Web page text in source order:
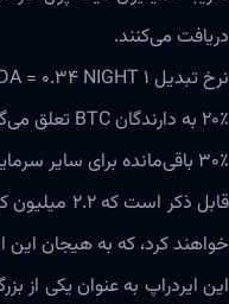
دریافت می‌کنند.
نرخ تبدیل ۱ ADA = 0.34 NIGHT است.
۲۰٪ به دارندگان BTC تعلق می‌گیرد.
۳۰٪ باقی‌مانده برای سایر سرمایه‌گذاران کریپتو است.
خواهند کرد، که به هیجان این
این ایردراپ به عنوان یکی از